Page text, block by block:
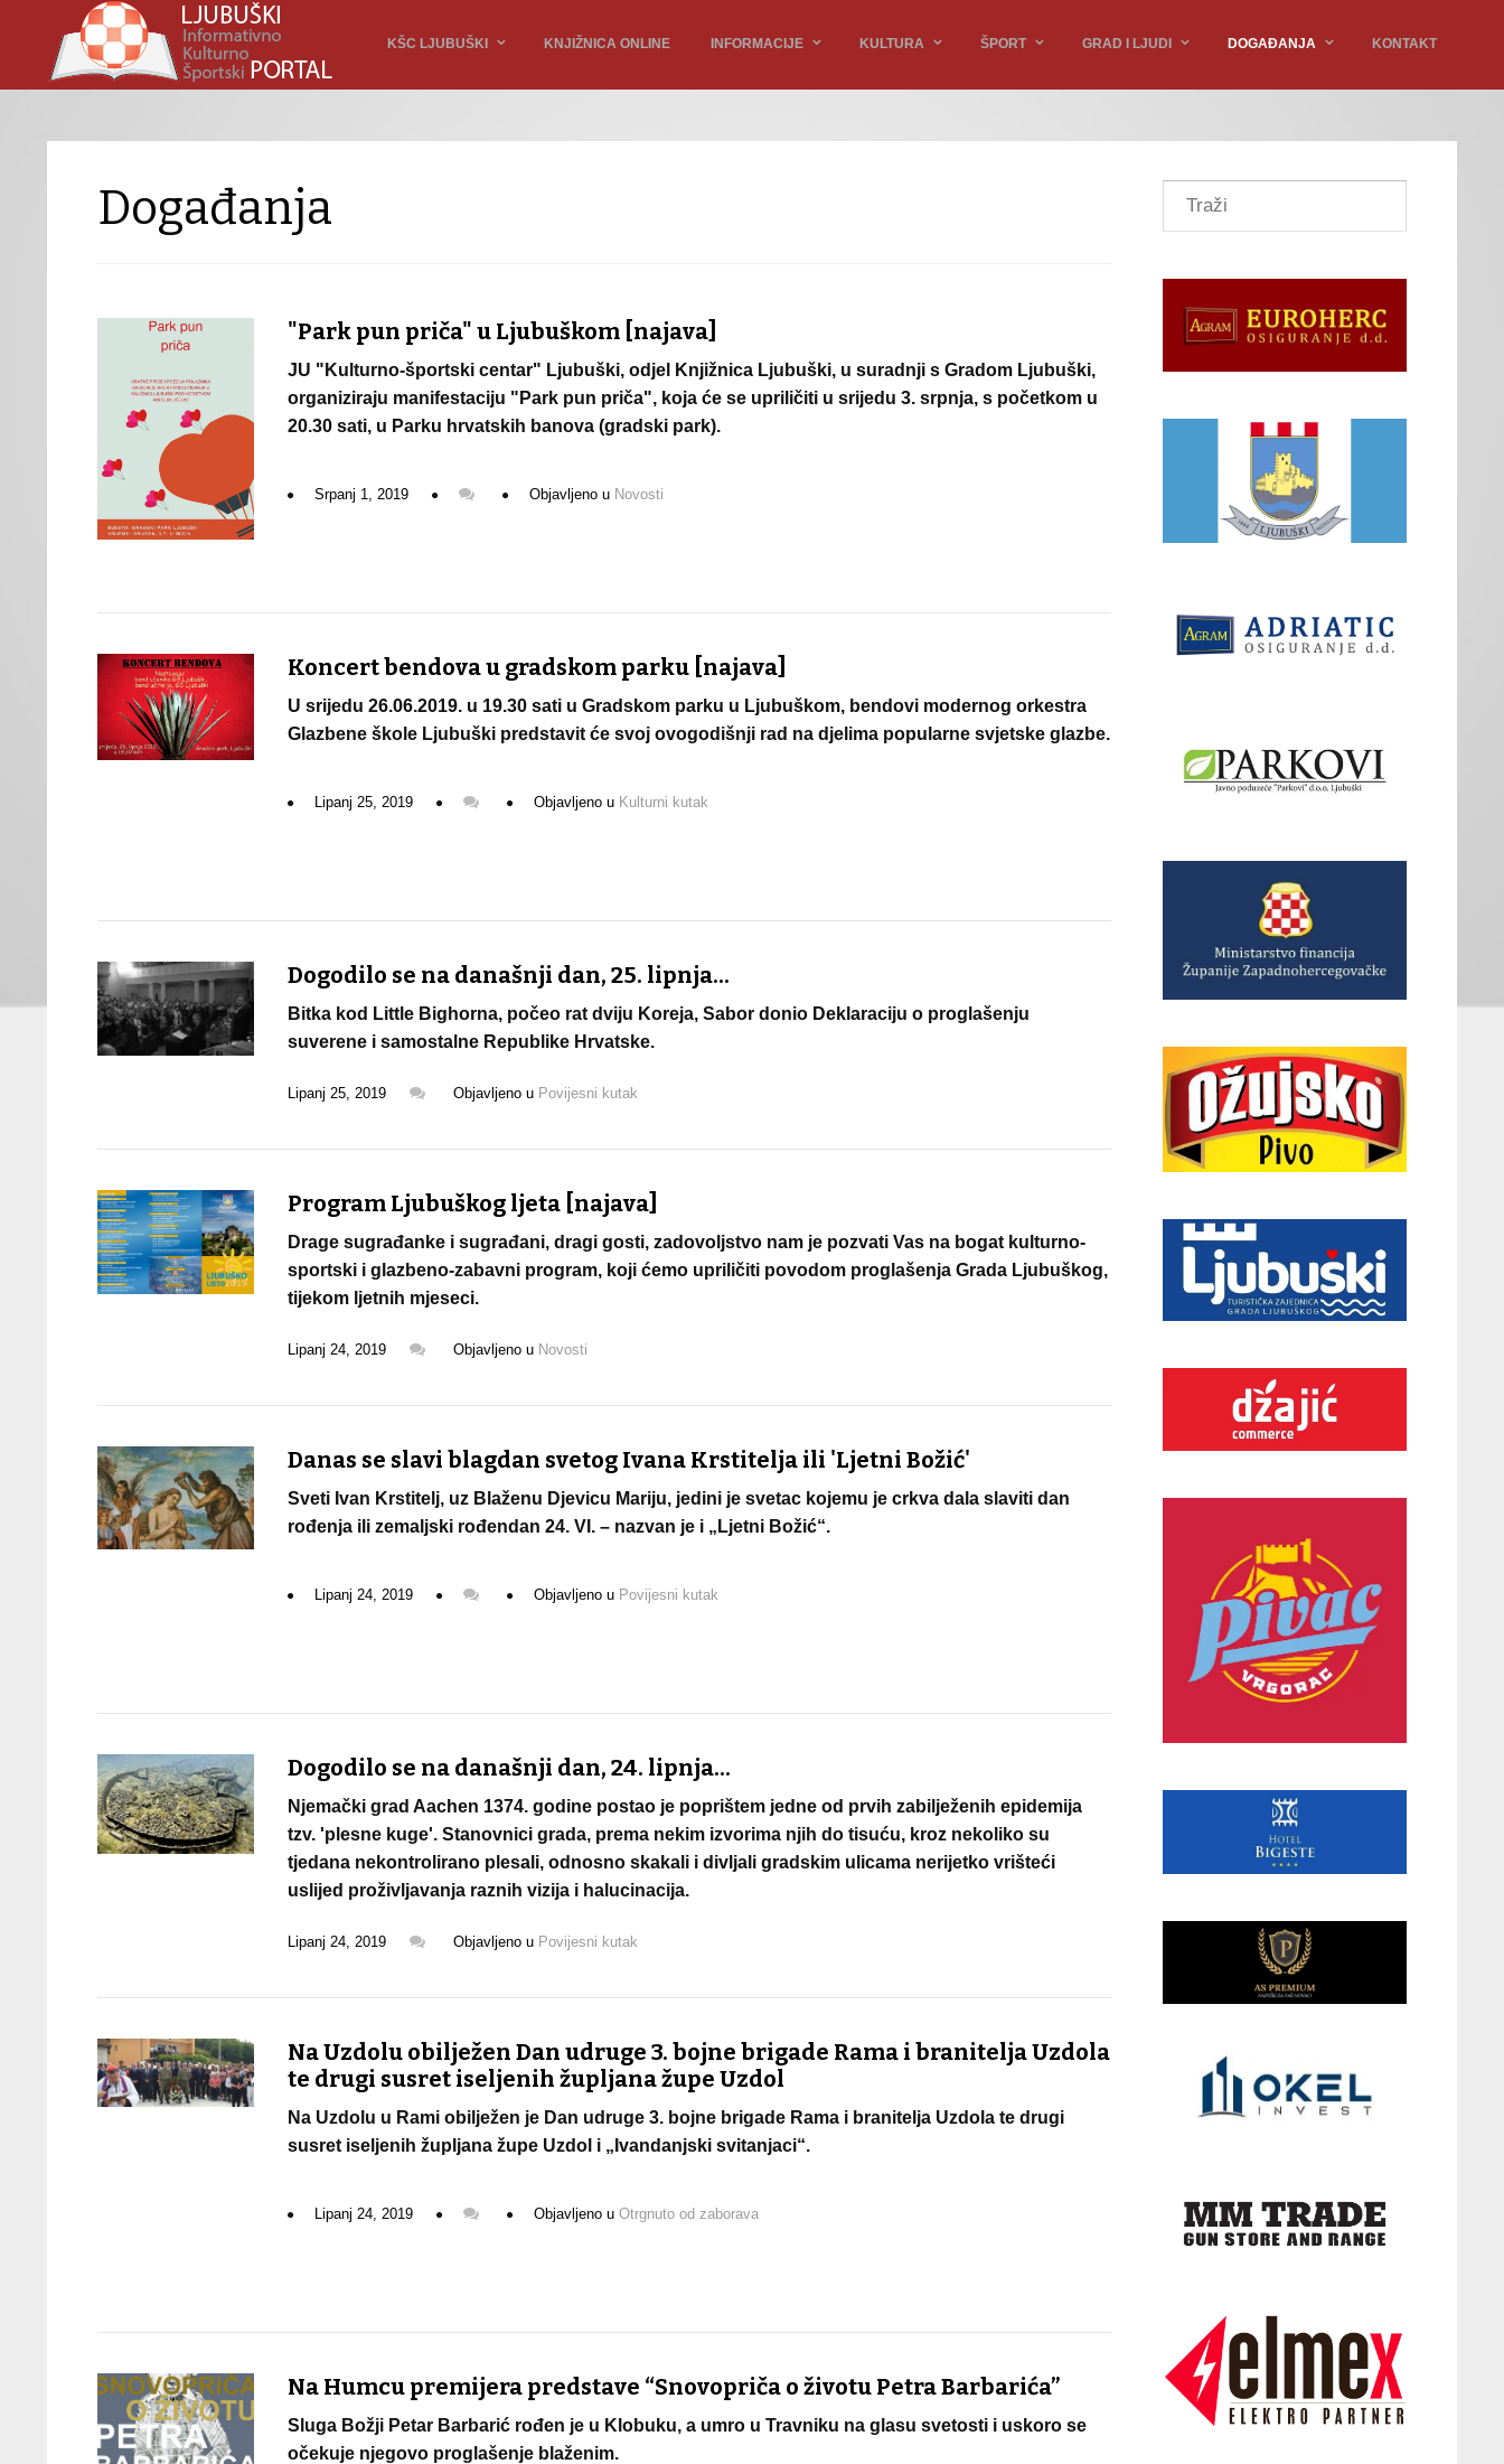
KŠC LJUBUŠKI KNJIŽNICA ONLINE INFORMACIJE KULTURA ŠPORT GRAD I LJUDI DOGAĐANJA KONTAKT
Događanja
"Park pun priča" u Ljubuškom [najava]
JU "Kulturno-športski centar" Ljubuški, odjel Knjižnica Ljubuški, u suradnji s Gradom Ljubuški,
organiziraju manifestaciju "Park pun priča", koja će se upriličiti u srijedu 3. srpnja, s početkom u
20.30 sati, u Parku hrvatskih banova (gradski park).
Srpanj 1, 2019 Objavljeno u Novosti
Koncert bendova u gradskom parku [najava]
U srijedu 26.06.2019. u 19.30 sati u Gradskom parku u Ljubuškom, bendovi modernog orkestra
Glazbene škole Ljubuški predstavit će svoj ovogodišnji rad na djelima popularne svjetske glazbe.
Lipanj 25, 2019 Objavljeno u Kulturni kutak
Dogodilo se na današnji dan, 25. lipnja...
Bitka kod Little Bighorna, počeo rat dviju Koreja, Sabor donio Deklaraciju o proglašenju
suverene i samostalne Republike Hrvatske.
Lipanj 25, 2019 Objavljeno u Povijesni kutak
Program Ljubuškog ljeta [najava]
Drage sugrađanke i sugrađani, dragi gosti, zadovoljstvo nam je pozvati Vas na bogat kulturno-
sportski i glazbeno-zabavni program, koji ćemo upriličiti povodom proglašenja Grada Ljubuškog,
tijekom ljetnih mjeseci.
Lipanj 24, 2019 Objavljeno u Novosti
Danas se slavi blagdan svetog Ivana Krstitelja ili 'Ljetni Božić'
Sveti Ivan Krstitelj, uz Blaženu Djevicu Mariju, jedini je svetac kojemu je crkva dala slaviti dan
rođenja ili zemaljski rođendan 24. VI. – nazvan je i „Ljetni Božić“.
Lipanj 24, 2019 Objavljeno u Povijesni kutak
Dogodilo se na današnji dan, 24. lipnja...
Njemački grad Aachen 1374. godine postao je poprištem jedne od prvih zabilježenih epidemija
tzv. 'plesne kuge'. Stanovnici grada, prema nekim izvorima njih do tisuću, kroz nekoliko su
tjedana nekontrolirano plesali, odnosno skakali i divljali gradskim ulicama nerijetko vrišteći
uslijed proživljavanja raznih vizija i halucinacija.
Lipanj 24, 2019 Objavljeno u Povijesni kutak
Na Uzdolu obilježen Dan udruge 3. bojne brigade Rama i branitelja Uzdola
te drugi susret iseljenih župljana župe Uzdol
Na Uzdolu u Rami obilježen je Dan udruge 3. bojne brigade Rama i branitelja Uzdola te drugi
susret iseljenih župljana župe Uzdol i „Ivandanjski svitanjaci“.
Lipanj 24, 2019 Objavljeno u Otrgnuto od zaborava
Na Humcu premijera predstave “Snovopriča o životu Petra Barbarića”
Sluga Božji Petar Barbarić rođen je u Klobuku, a umro u Travniku na glasu svetosti i uskoro se
očekuje njegovo proglašenje blaženim.